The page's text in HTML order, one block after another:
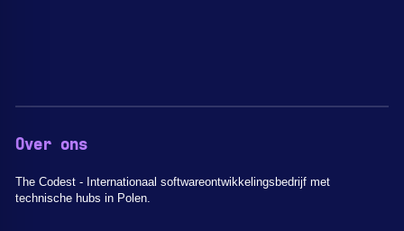
Over ons
The Codest - Internationaal softwareontwikkelingsbedrijf met
technische hubs in Polen.